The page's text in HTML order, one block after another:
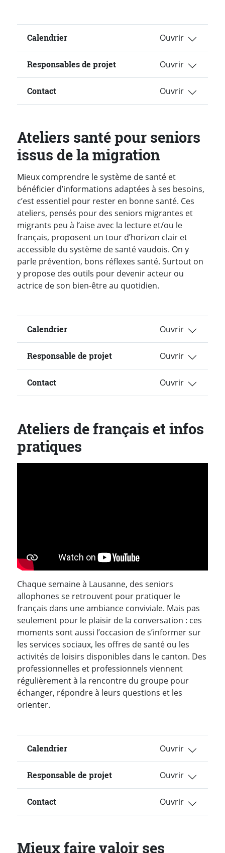
Calendrier
Responsables de projet
Contact
Ateliers santé pour seniors
issus de la migration
Mieux comprendre le système de santé et
bénéficier d’informations adaptées à ses besoins,
c’est essentiel pour rester en bonne santé. Ces
ateliers, pensés pour des seniors migrantes et
migrants peu à l’aise avec la lecture et/ou le
français, proposent un tour d’horizon clair et
accessible du système de santé vaudois. On y
parle prévention, bons réflexes santé. Surtout on
y propose des outils pour devenir acteur ou
actrice de son bien-être au quotidien.
Calendrier
Responsable de projet
Contact
Ateliers de français et infos
pratiques
Chaque semaine à Lausanne, des seniors
allophones se retrouvent pour pratiquer le
français dans une ambiance conviviale. Mais pas
seulement pour le plaisir de la conversation : ces
moments sont aussi l’occasion de s’informer sur
les services sociaux, les offres de santé ou les
activités de loisirs disponibles dans le canton. Des
professionnelles et professionnels viennent
régulièrement à la rencontre du groupe pour
échanger, répondre à leurs questions et les
orienter.
Calendrier
Responsable de projet
Contact
Mieux faire valoir ses